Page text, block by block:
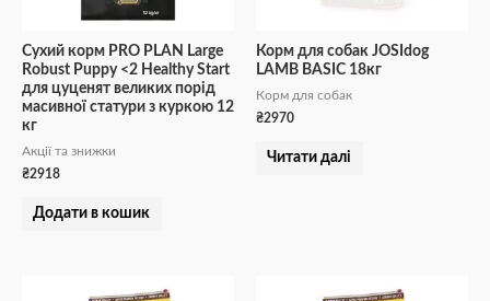
Сухий корм PRO PLAN Large
Robust Puppy <2 Healthy Start
для цуценят великих порід
масивної статури з куркою 12
кг
Акції та знижки
₴2918
Додати в кошик
Корм для собак JOSIdog
LAMB BASIC 18кг
Корм для собак
₴2970
Читати далі